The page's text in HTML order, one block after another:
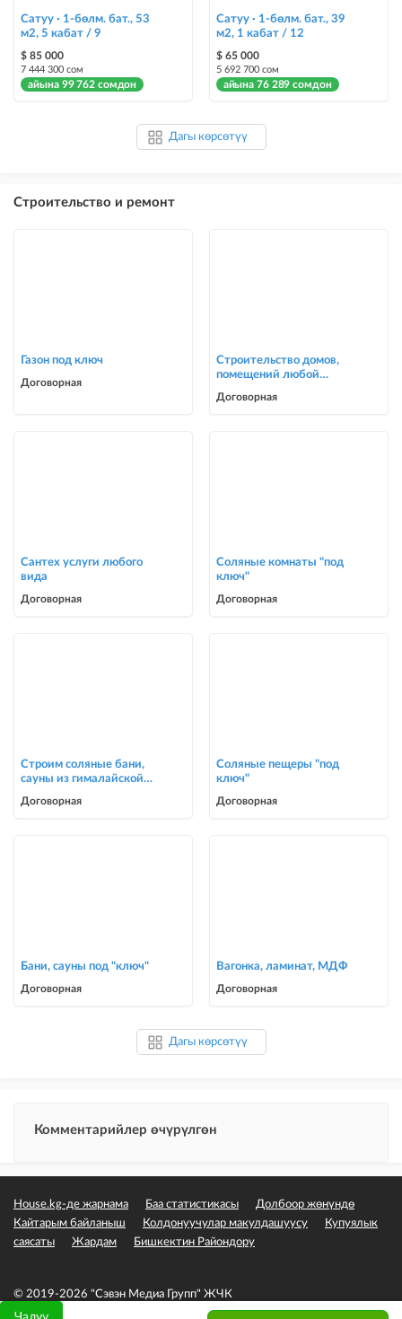
Сатуу · 1-бөлм. бат., 53
м2, 5 кабат / 9
$ 85 000
7 444 300 сом
айына 99 762 сомдон
Сатуу · 1-бөлм. бат., 39
м2, 1 кабат / 12
$ 65 000
5 692 700 сом
айына 76 289 сомдон
Дагы көрсөтүү
Строительство и ремонт
Газон под ключ
Договорная
Строительство домов,
помещений любой
Договорная
Сантех услуги любого
вида
Договорная
Соляные комнаты "под
ключ"
Договорная
Строим соляные бани,
сауны из гималайской
Договорная
Соляные пещеры "под
ключ"
Договорная
Бани, сауны под "ключ"
Договорная
Вагонка, ламинат, МДФ
Договорная
Дагы көрсөтүү
Комментарийлер өчүрүлгөн
House.kg-де жарнама Баа статистикасы
Долбоор жөнүндө
Кайтарым байланыш
Колдонуучулар макулдашуусу
Купуялык
саясаты
Жардам Бишкектин Райондору
© 2019-2026 "Сэвэн Медиа Групп" ЖЧК